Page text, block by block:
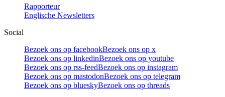
Rapporteur
Englische Newsletters
Social
Bezoek ons op facebookBezoek ons op x
Bezoek ons op linkedinBezoek ons op youtube
Bezoek ons op rss-feedBezoek ons op instagram
Bezoek ons op mastodonBezoek ons op telegram
Bezoek ons op blueskyBezoek ons op threads